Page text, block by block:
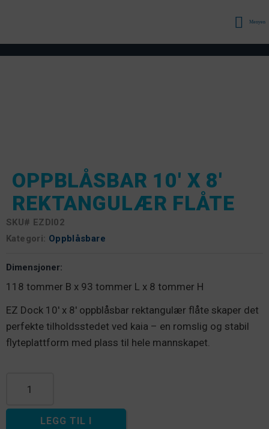
Menyen
OPPBLÅSBAR 10' X 8'
REKTANGULÆR FLÅTE
SKU# EZDI02
Kategori: Oppblåsbare
Dimensjoner:
118 tommer B x 93 tommer L x 8 tommer H
EZ Dock 10′ x 8′ oppblåsbar rektangulær flåte skaper det
perfekte tilholdsstedet ved kaia – en romslig og stabil
flyteplattform med plass til hele mannskapet.
LEGG TIL I